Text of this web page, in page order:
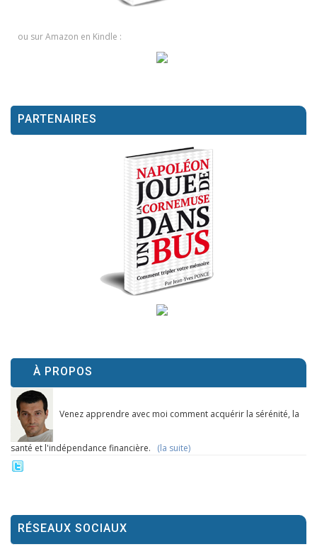
ou sur Amazon en Kindle :
PARTENAIRES
À PROPOS
Venez apprendre avec moi comment acquérir la sérénité, la
santé et l'indépendance financière. (la suite)
RÉSEAUX SOCIAUX